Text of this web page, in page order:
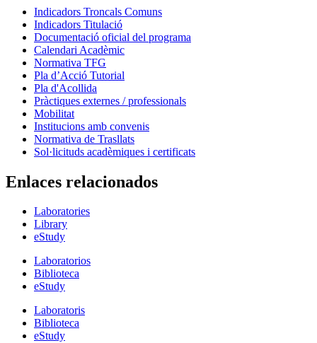
Indicadors Troncals Comuns
Indicadors Titulació
Documentació oficial del programa
Calendari Acadèmic
Normativa TFG
Pla d’Acció Tutorial
Pla d'Acollida
Pràctiques externes / professionals
Mobilitat
Institucions amb convenis
Normativa de Trasllats
Sol·licituds acadèmiques i certificats
Enlaces relacionados
Laboratories
Library
eStudy
Laboratorios
Biblioteca
eStudy
Laboratoris
Biblioteca
eStudy